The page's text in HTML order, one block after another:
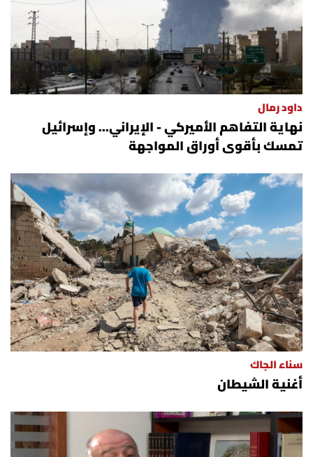
داود رمال
نهاية التفاهم الأميركي - الإيراني... وإسرائيل
تمسك بأقوى أوراق المواجهة
سناء الجاك
أغنية الشيطان